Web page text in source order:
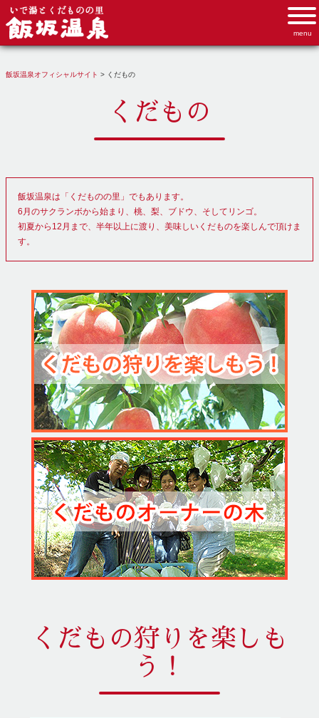
飯坂温泉オフィシャルサイト > くだもの
くだもの
飯坂温泉は「くだものの里」でもあります。
6月のサクランボから始まり、桃、梨、ブドウ、そしてリンゴ。
初夏から12月まで、半年以上に渡り、美味しいくだものを楽しんで頂けま
す。
くだもの狩りを楽しも
う！